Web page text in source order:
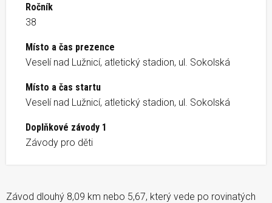
Ročník
38
Místo a čas prezence
Veselí nad Lužnicí, atletický stadion, ul. Sokolská
Místo a čas startu
Veselí nad Lužnicí, atletický stadion, ul. Sokolská
Doplňkové závody 1
Závody pro děti
Závod dlouhý 8,09 km nebo 5,67, který vede po rovinatých